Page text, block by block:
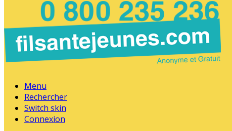
Menu
Rechercher
Switch skin
Connexion